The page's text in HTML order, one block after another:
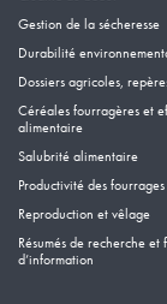
Gestion de la sécheresse
Durabilité
Dossiers agricoles,
Céréales fourragères et
alimentaire
Salubrité alimentaire
Productivité des
Reproduction et vêlage
Résumés de recherche et
d’information